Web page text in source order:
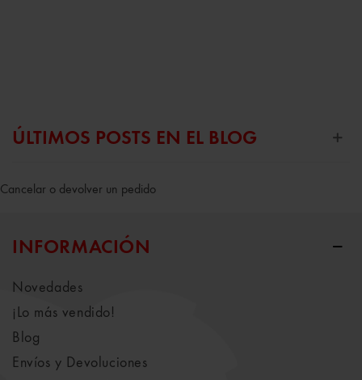
ÚLTIMOS POSTS EN EL BLOG
Cancelar o devolver un pedido
INFORMACIÓN
Novedades
¡Lo más vendido!
Blog
Envíos y Devoluciones